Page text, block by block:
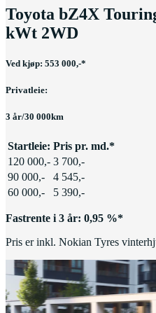
Toyota bZ4X
kWt 2WD
Ved kjøp: 553 000,-*
Privatleie:
3 år/30 000km
Startleie: Pris pr. md.*
120 000,- 3 700,-
90 000,-
4 545,-
60 000,-
5 390,-
Fastrente i 3 år: 0,95 %*
Pris er inkl. Nokian Tyres